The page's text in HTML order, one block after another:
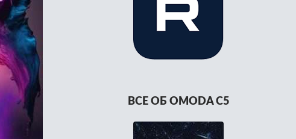
ВСЕ ОБ OMODA C5